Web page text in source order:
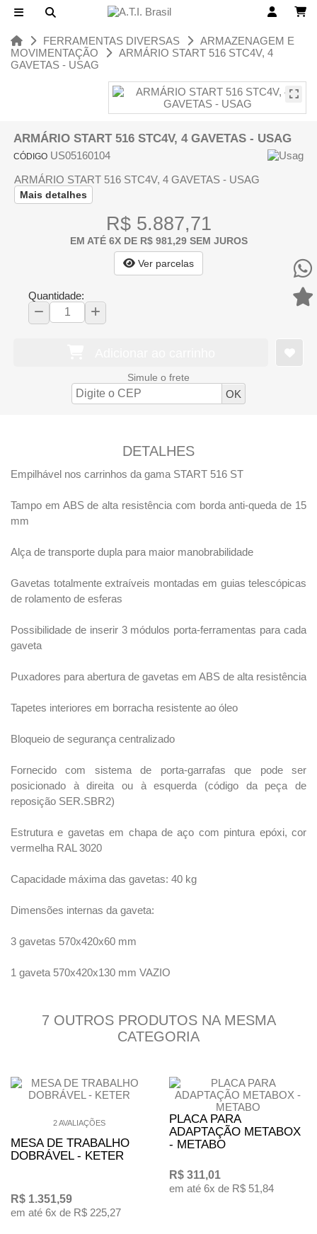
FERRAMENTAS DIVERSAS
ARMAZENAGEM E
MOVIMENTAÇÃO
ARMÁRIO START 516 STC4V, 4
GAVETAS - USAG
ARMÁRIO START 516 STC4V, 4 GAVETAS - USAG
CÓDIGO US05160104
ARMÁRIO START 516 STC4V, 4 GAVETAS - USAG
Mais detalhes
R$ 5.887,71
EM ATÉ 6X DE R$ 981,29 SEM JUROS
Ver parcelas
Quantidade:
Simule o frete
DETALHES
Empilhável nos carrinhos da gama START 516 ST
Tampo em ABS de alta resistência com borda anti-queda de 15
mm
Alça de transporte dupla para maior manobrabilidade
Gavetas totalmente extraíveis montadas em guias telescópicas
de rolamento de esferas
Possibilidade de inserir 3 módulos porta-ferramentas para cada
gaveta
Puxadores para abertura de gavetas em ABS de alta resistência
Tapetes interiores em borracha resistente ao óleo
Bloqueio de segurança centralizado
Fornecido com sistema de porta-garrafas que pode ser
posicionado à direita ou à esquerda (código da peça de
reposição SER.SBR2)
Estrutura e gavetas em chapa de aço com pintura epóxi, cor
vermelha RAL 3020
Capacidade máxima das gavetas: 40 kg
Dimensões internas da gaveta:
3 gavetas 570x420x60 mm
1 gaveta 570x420x130 mm VAZIO
7 OUTROS PRODUTOS NA MESMA
CATEGORIA
2 AVALIAÇÕES
MESA DE TRABALHO
DOBRÁVEL - KETER
R$ 1.351,59
em até 6x de R$ 225,27
PLACA PARA
ADAPTAÇÃO METABOX
- METABO
R$ 311,01
em até 6x de R$ 51,84